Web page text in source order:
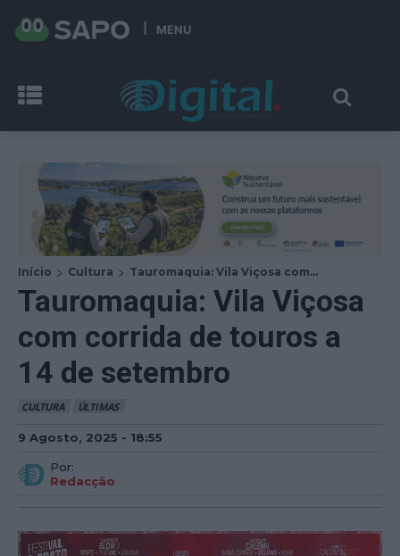
MENU
Início Cultura Tauromaquia: Vila Viçosa com...
Tauromaquia: Vila Viçosa
com corrida de touros a
14 de setembro
CULTURA ÚLTIMAS
9 Agosto, 2025 - 18:55
Por:
Redacção